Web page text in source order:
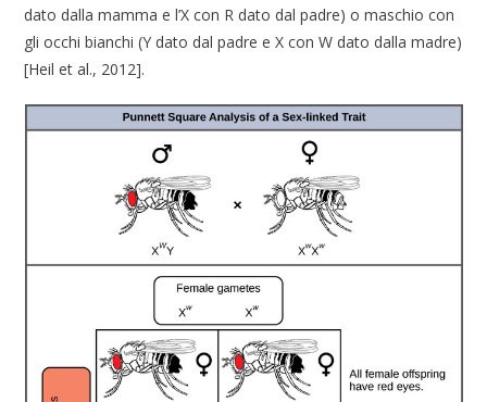
dato dalla mamma e l’X con R dato dal padre) o maschio con
gli occhi bianchi (Y dato dal padre e X con W dato dalla madre)
[Heil et al., 2012].